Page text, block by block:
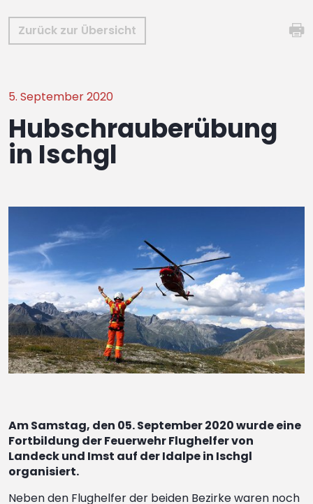
Zurück zur Übersicht
5. September 2020
Hubschrauberübung
in Ischgl
Am Samstag, den 05. September 2020 wurde eine
Fortbildung der Feuerwehr Flughelfer von
Landeck und Imst auf der Idalpe in Ischgl
organisiert.
Neben den Flughelfer der beiden Bezirke waren noch